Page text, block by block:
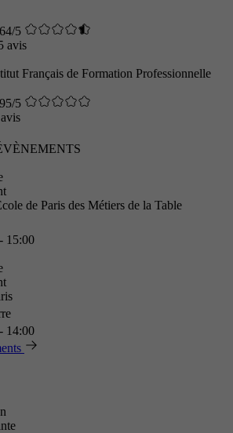
5
avis
Français de Formation Professionnelle
5
de Paris des Métiers de la Table
15:00
14:00